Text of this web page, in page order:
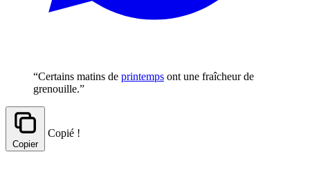
“Certains matins de printemps ont une fraîcheur de
grenouille.”
Copier
Copié !